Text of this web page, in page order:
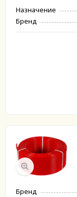
Назначение
Бренд
Бренд